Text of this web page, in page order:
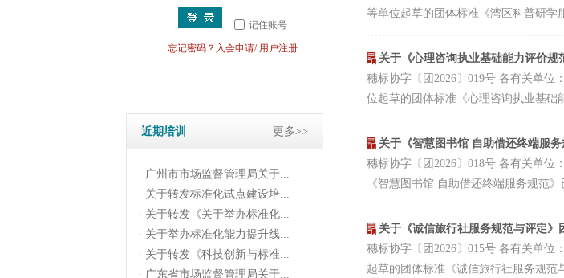
记住账号
忘记密码？ 入会申请/ 用户注册
更多>>
近期培训
· 关于举办标准化能力提升线...
· 关于转发《标准化文件编写...
· 广州市市场监督管理局关于...
· 关于转发标准化试点建设培...
· 关于转发《关于举办标准化...
· 关于举办标准化能力提升线...
· 关于转发《科技创新与标准...
· 广东省市场监督管理局关于...
等单位起草的团体标准《湾区科普研
关于《心理咨询执业基础能力评价
穗标协字〔团2026〕019号 各有关单
位起草的团体标准《心理咨询执业基础
关于《智慧图书馆 自助借还终端服
穗标协字〔团2026〕018号 各有关单
《智慧图书馆 自助借还终端服务规范
关于《诚信旅行社服务规范与评定》
穗标协字〔团2026〕015号 各有关单
起草的团体标准《诚信旅行社服务规